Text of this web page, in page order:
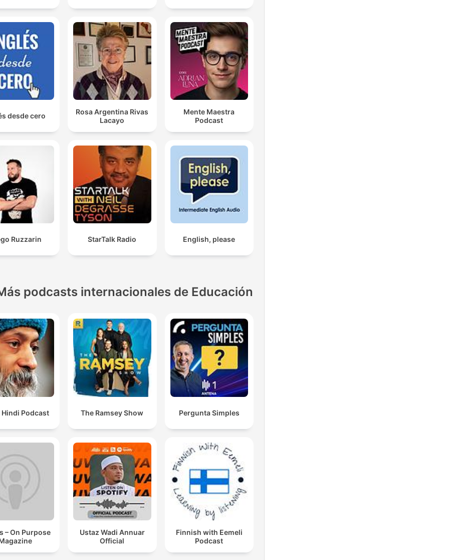
desde cero
Rosa Argentina Rivas
Lacayo
Mente Maestra
Podcast
Ruzzarin StarTalk Radio English, please
podcasts internacionales de Educación
Hindi Podcast The Ramsey Show Pergunta Simples
– On Purpose
Ustaz Wadi Annuar
Official
Finnish with Eemeli
Podcast